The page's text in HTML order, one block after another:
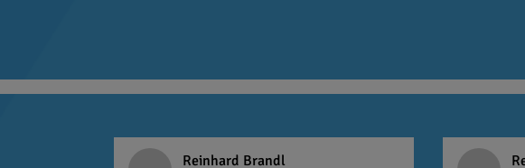
Reinhard Brandl